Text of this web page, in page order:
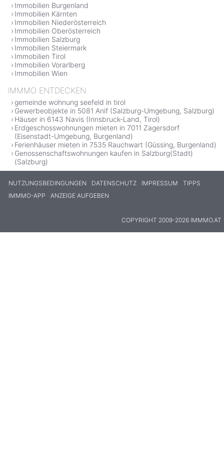
Immobilien Burgenland
Immobilien Kärnten
Immobilien Niederösterreich
Immobilien Oberösterreich
Immobilien Salzburg
Immobilien Steiermark
Immobilien Tirol
Immobilien Vorarlberg
Immobilien Wien
IMMMO ENTDECKEN
gemeinde wohnung seefeld in tirol
Gewerbeobjekte in 5081 Anif (Salzburg-Umgebung, Salzburg)
Häuser in 6143 Navis (Innsbruck-Land, Tirol)
Erdgeschosswohnungen mieten in 7011 Zagersdorf
(Eisenstadt-Umgebung, Burgenland)
Ferienhäuser mieten in 7535 Rauchwart (Güssing, Burgenland)
Genossenschaftswohnungen kaufen in Salzburg(Stadt)
(Salzburg)
NUTZUNGSBEDINGUNGEN DATENSCHUTZ IMPRESSUM
TIPPS
IMMMO-APP
ANZEIGE AUFGEBEN
COPYRIGHT 2009-2026 IMMMO.AT